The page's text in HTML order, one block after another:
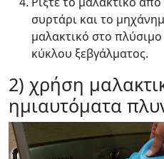
συρτάρι και το
μαλακτικό στο
κύκλου ξεβγάλματος.
2) χρήση
ημιαυτόματα